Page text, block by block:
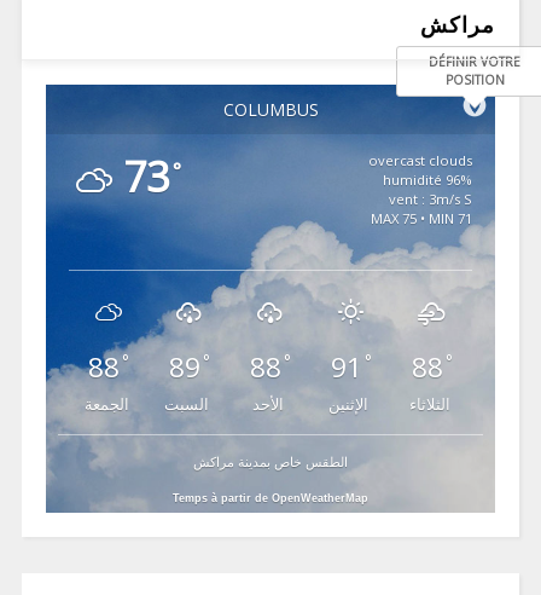
مراكش
COLUMBUS
DÉFINIR VOTRE
POSITION
73°
overcast clouds
96% humidité
vent : 3m/s S
MAX 75 • MIN 71
88°
الجمعة
89 °
السبت
88°
الأحد
91 °
الإثنين
88 °
الثلاثاء
الطقس خاص بمدينة مراكش
Temps à partir de OpenWeatherMap